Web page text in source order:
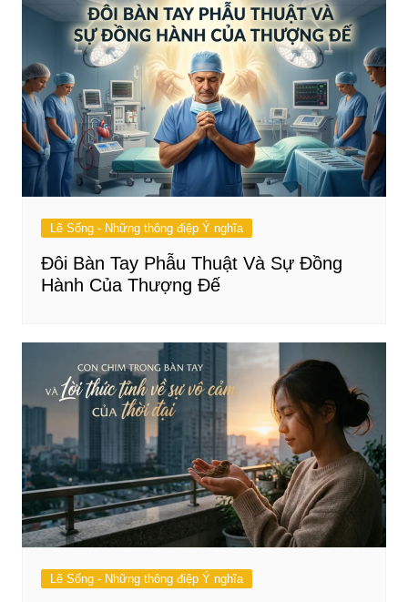
Lẽ Sống - Những thông điệp Ý nghĩa
Đôi Bàn Tay Phẫu Thuật Và Sự Đồng
Hành Của Thượng Đế
Lẽ Sống - Những thông điệp Ý nghĩa